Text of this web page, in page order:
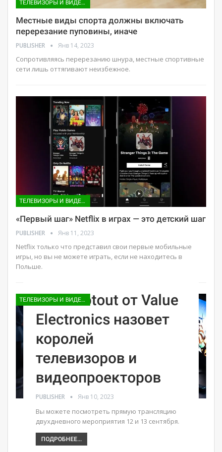
ТЕЛЕВИЗОРЫ И ВИДЕО ПРИСТАВКИ
Местные виды спорта должны включать
перерезание пуповины, иначе
PUBLISHER Янв 14, 2023
Сопротивляясь перерезанию шнура, местные спортивные
сети лишь оттягивают неизбежное.
ТЕЛЕВИЗОРЫ И ВИДЕО ПРИСТАВКИ
«Первый шаг» Netflix в играх — это детский шаг
PUBLISHER Янв 11, 2023
Netflix только что представил свои первые мобильные
игры, но вы не можете играть, если не находитесь в
Польше.
ТЕЛЕВИЗОРЫ И ВИДЕО ПРИСТАВКИ
TV Shootout от Value
Electronics назовет
королей
телевизоров и
видеопроекторов
PUBLISHER Янв 10, 2023
Вы можете посмотреть прямую трансляцию
двухдневного мероприятия 12 и 13 сентября.
ПОДРОБНЕЕ...